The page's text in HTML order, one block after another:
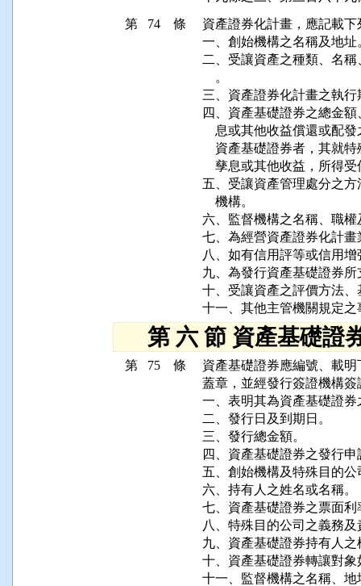
第 74 條
資產證券化計畫，應記載下
一、創始機構之名稱及地址
二、受讓資產之種類、名
    。
三、資產證券化計畫之執
四、資產基礎證券之總金
息或其他收益償還或配
資產基礎證券者，其就
孳息或其他收益，所得
五、受讓資產管理處分之
    機構。
六、監督機構之名稱、職權
七、為經營資產證券化計
八、如有信用評等或信用
九、為發行資產基礎證券
十、受讓資產之評價方法
十一、其他主管機關規定之
第 六 節 資產基礎證
第 75 條
資產基礎證券應編號、載
蓋章，並經發行簽證機構簽
一、表明其為資產基礎證券
二、發行日及到期日。
三、發行總金額。
四、資產基礎證券之發行
五、創始機構及特殊目的
六、持有人之姓名或名稱。
七、資產基礎證券之票面
八、特殊目的公司之義務及
九、資產基礎證券持有人
十、資產基礎證券轉讓對
十一、監督機構之名稱、地